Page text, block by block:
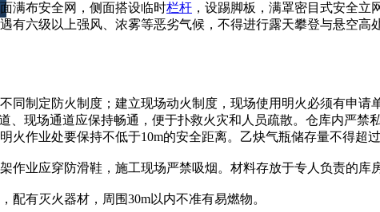
满布安全网，侧面搭设临时栏杆 ，设踢脚板，满罩密目式安全
有六级以上强风、浓雾等恶劣气候，不得进行露天攀登与悬空
同制定防火制度；建立现场动火制度，现场使用明火必须有申
、现场通道应保持畅通，便于扑救火灾和人员疏散。仓库内严禁
火作业处要保持不低于10m的安全距离。乙炔气瓶储存量不得超
作业应穿防滑鞋，施工现场严禁吸烟。材料存放于专人负责的库
有灭火器材，周围30m以内不准有易燃物。